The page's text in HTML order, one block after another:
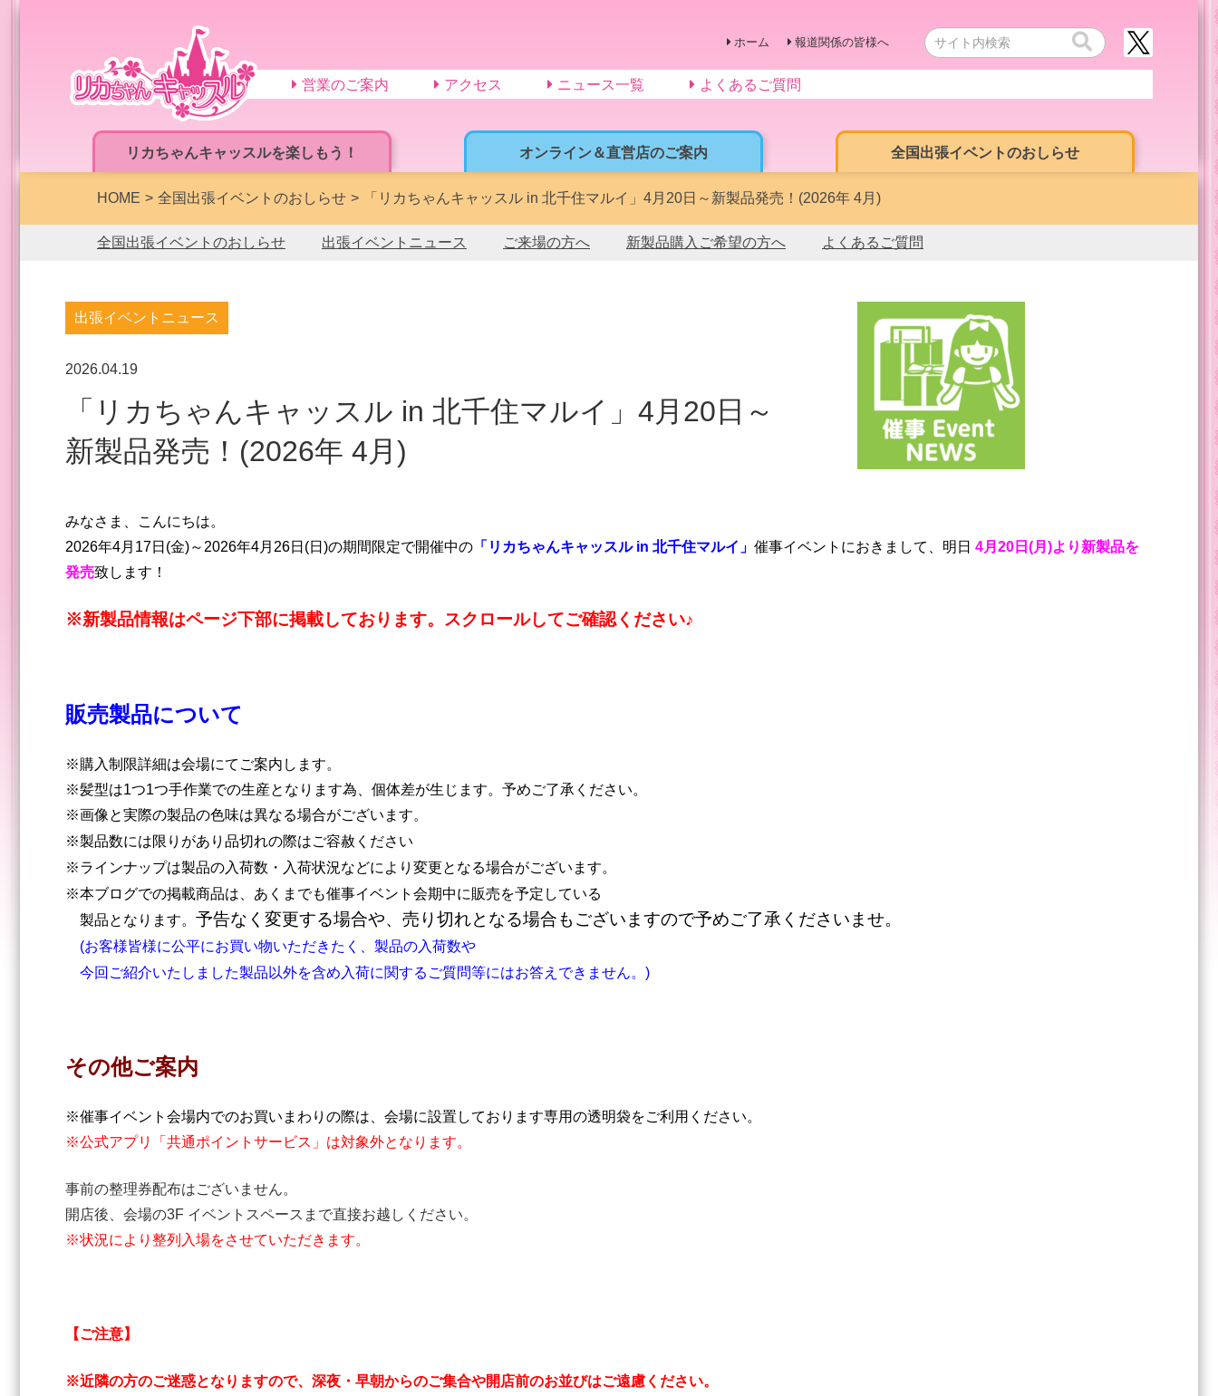
リカちゃんキャッスルを楽しもう！ オンライン＆直営店のご案内 全国出張イベントのおしらせ
ホーム 報道関係の皆様へ
営業のご案内 アクセス ニュース一覧 よくあるご質問
HOME 全国出張イベントのおしらせ 「リカちゃんキャッスル in 北千住マルイ」4月20日～新製品発売！(2026年 4月)
全国出張イベントのおしらせ 出張イベントニュース ご来場の方へ 新製品購入ご希望の方へ よくあるご質問
出張イベントニュース
2026.04.19
「リカちゃんキャッスル in 北千住マルイ」4月20日～
新製品発売！(2026年 4月)
みなさま、こんにちは。
2026年4月17日(金)～2026年4月26日(日)の期間限定で開催中の 「リカちゃんキャッスル in 北千住マルイ」 催事イベントにおきまして、明日 4月20日(月)より新製品を
発売致します！
※新製品情報はページ下部に掲載しております。スクロールしてご確認ください♪
販売製品について
※購入制限詳細は会場にてご案内します。
※髪型は1つ1つ手作業での生産となります為、個体差が生じます。予めご了承ください。
※画像と実際の製品の色味は異なる場合がございます。
※製品数には限りがあり品切れの際はご容赦ください
※ラインナップは製品の入荷数・入荷状況などにより変更となる場合がございます。
※本ブログでの掲載商品は、あくまでも催事イベント会期中に販売を予定している
製品となります。 予告なく変更する場合や、売り切れとなる場合もございますので予めご了承くださいませ。
(お客様皆様に公平にお買い物いただきたく、製品の入荷数や
今回ご紹介いたしました製品以外を含め入荷に関するご質問等にはお答えできません。)
その他ご案内
※催事イベント会場内でのお買いまわりの際は、会場に設置しております専用の透明袋をご利用ください。
※公式アプリ「共通ポイントサービス」は対象外となります。
事前の整理券配布はございません。
開店後、会場の3F イベントスペースまで直接お越しください。
※状況により整列入場をさせていただきます。
【ご注意】
※近隣の方のご迷惑となりますので、深夜・早朝からのご集合や開店前のお並びはご遠慮ください。